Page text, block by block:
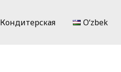
Кондитерская Oʻzbek